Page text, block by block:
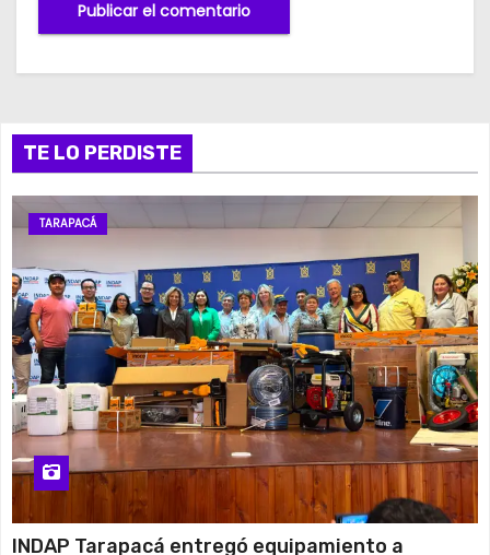
TE LO PERDISTE
TARAPACÁ
INDAP Tarapacá entregó equipamiento a